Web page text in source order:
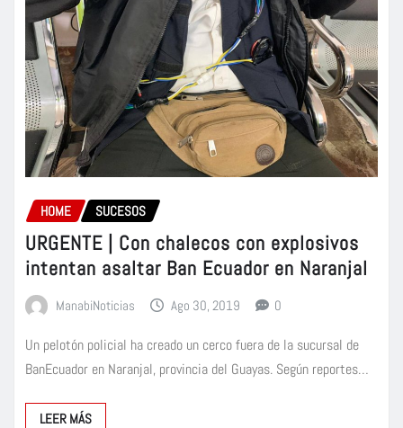
HOME SUCESOS
URGENTE | Con chalecos con explosivos
intentan asaltar Ban Ecuador en Naranjal
ManabiNoticias Ago 30, 2019 0
Un pelotón policial ha creado un cerco fuera de la sucursal de
BanEcuador en Naranjal, provincia del Guayas. Según reportes…
LEER MÁS